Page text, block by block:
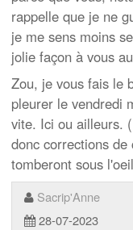
rappelle que je ne
je me sens moins
jolie façon à vous
Zou, je vous fais le
pleurer le vendredi
vite. Ici ou ailleurs.
donc corrections
tomberont sous
Sacrip'Anne
28-07-2023